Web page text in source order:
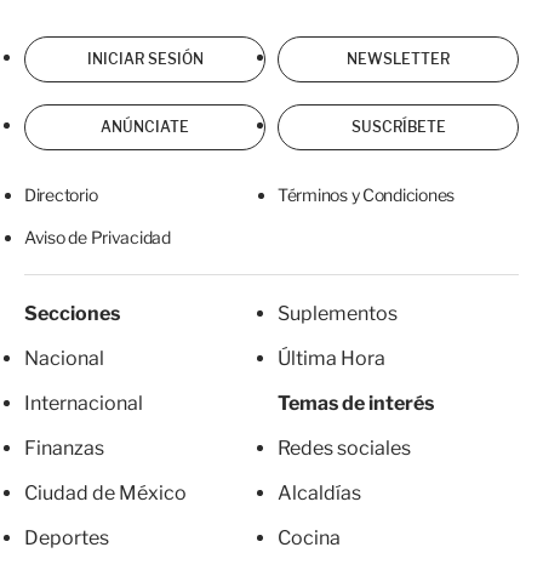
INICIAR SESIÓN NEWSLETTER
ANÚNCIATE SUSCRÍBETE
Directorio Términos y Condiciones
Aviso de Privacidad
Secciones
Nacional
Internacional
Finanzas
Ciudad de México
Deportes
Suplementos
Última Hora
Temas de interés
Redes sociales
Alcaldías
Cocina